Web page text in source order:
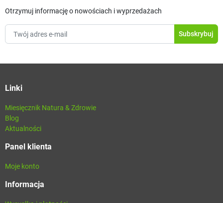
Otrzymuj informację o nowościach i wyprzedażach
Linki
Miesięcznik Natura & Zdrowie
Blog
Aktualności
Panel klienta
Moje konto
Informacja